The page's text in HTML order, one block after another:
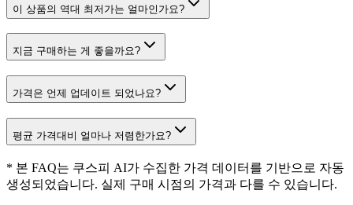
이 상품의 역대 최저가는 얼마인가요?
지금 구매하는 게 좋을까요?
가격은 언제 업데이트 되었나요?
평균 가격대비 얼마나 저렴한가요?
* 본 FAQ는 쿠스피 AI가 수집한 가격 데이터를 기반으로 자동
생성되었습니다. 실제 구매 시점의 가격과 다를 수 있습니다.